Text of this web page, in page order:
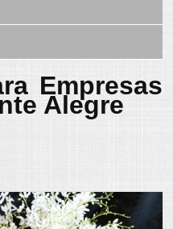
Empresas
Alegre